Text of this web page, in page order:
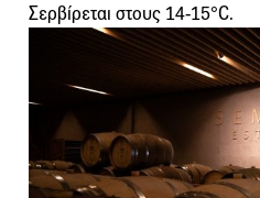
Σερβίρεται στους 14-15°C.